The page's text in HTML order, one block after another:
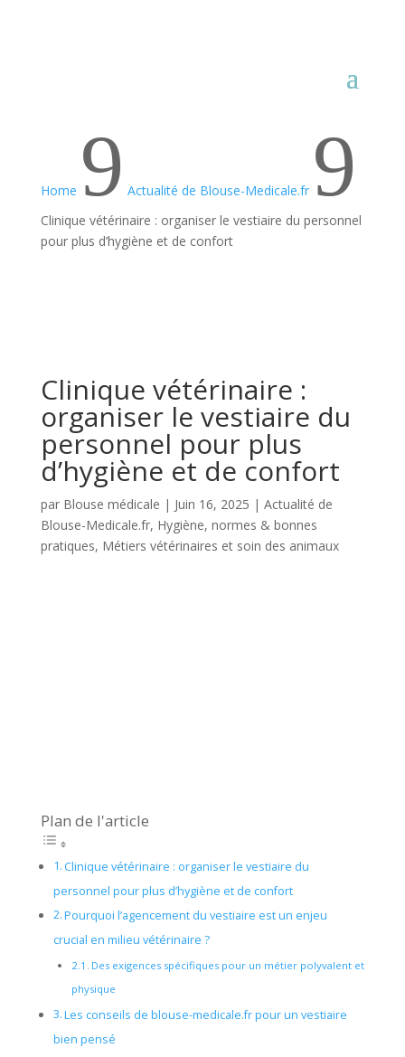
Home 9 Actualité de Blouse-Medicale.fr 9
Clinique vétérinaire : organiser le vestiaire du personnel
pour plus d’hygiène et de confort
Clinique vétérinaire :
organiser le vestiaire du
personnel pour plus
d’hygiène et de confort
par Blouse médicale | Juin 16, 2025 | Actualité de
Blouse-Medicale.fr, Hygiène, normes & bonnes
pratiques, Métiers vétérinaires et soin des animaux
Plan de l'article
Clinique vétérinaire : organiser le vestiaire du
personnel pour plus d’hygiène et de confort
Pourquoi l’agencement du vestiaire est un enjeu
crucial en milieu vétérinaire ?
Des exigences spécifiques pour un métier polyvalent et
physique
Les conseils de blouse-medicale.fr pour un vestiaire
bien pensé